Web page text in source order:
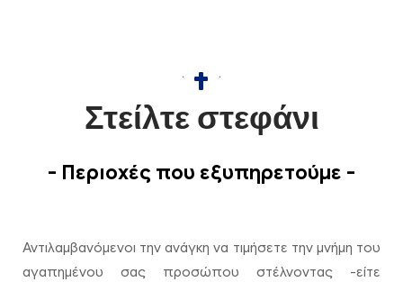
Στείλτε στεφάνι
- Περιοχές που εξυπηρετούμε -
Αντιλαμβανόμενοι την ανάγκη να τιμήσετε την μνήμη του
αγαπημένου σας προσώπου στέλνοντας -είτε